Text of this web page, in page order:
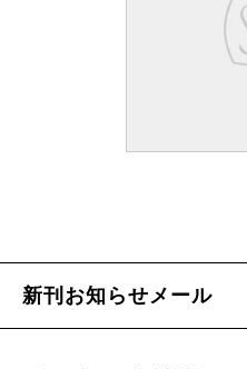
新刊お知らせメール